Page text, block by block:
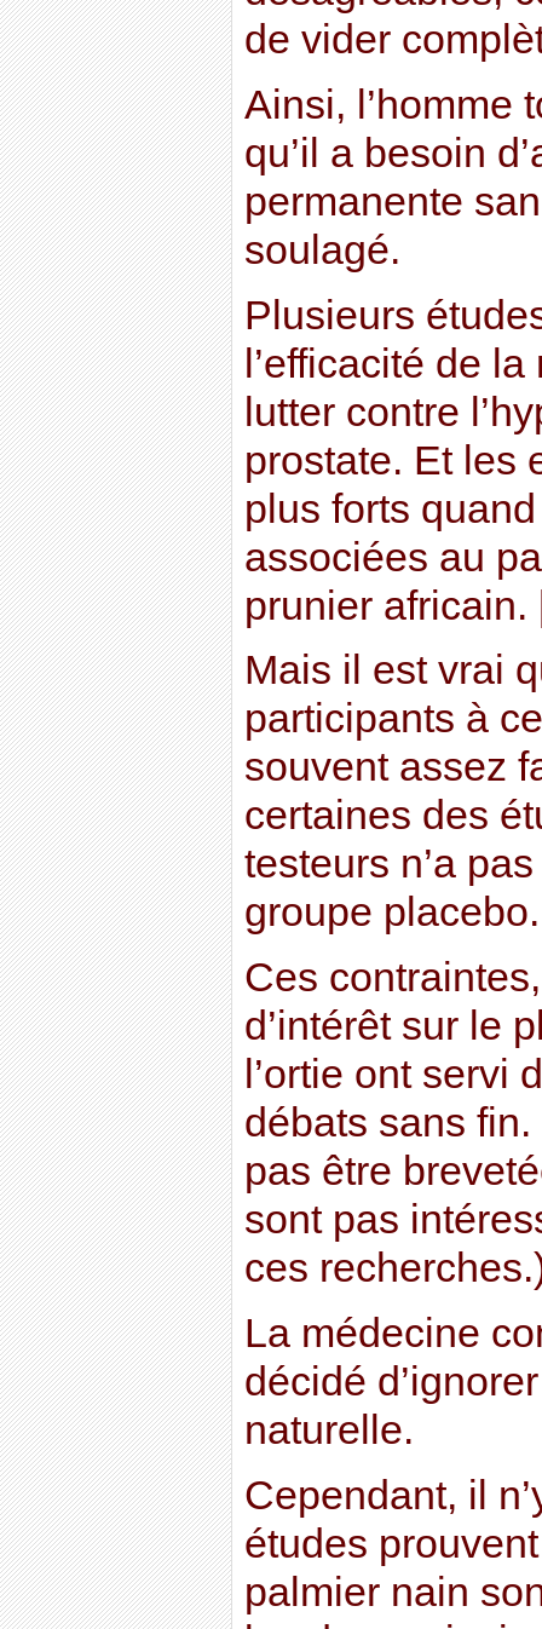
de vider
Ainsi, l’homme
qu’il a besoin
permanente
soulagé.
Plusieurs
l’efficacité de
lutter contre
prostate. Et les
plus forts
associées au
prunier africain.
Mais il est vrai
participants à
souvent assez
certaines des
testeurs n’a
groupe placebo.
Ces
d’intérêt sur le
l’ortie ont servi
débats sans fin.
pas être
sont pas
ces
La médecine
décidé
naturelle.
Cependant, il
études
palmier nain